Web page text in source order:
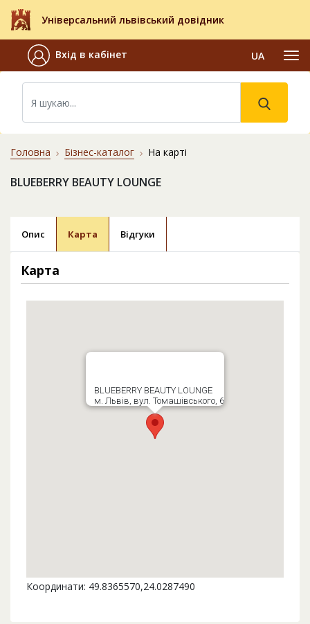
Універсальний львівський довідник
Вхід в кабінет UA
Головна Бізнес-каталог На карті
BLUEBERRY BEAUTY LOUNGE
Опис Карта Відгуки
Карта
BLUEBERRY BEAUTY LOUNGE
м. Львів, вул. Томашівського, 6
Координати: 49.8365570,24.0287490